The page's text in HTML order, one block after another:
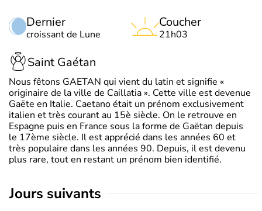
Dernier
croissant de Lune
Coucher
21h03
Saint Gaétan
Nous fêtons GAETAN qui vient du latin et signifie «
originaire de la ville de Caillatia ». Cette ville est devenue
Gaëte en Italie. Caetano était un prénom exclusivement
italien et très courant au 15è siècle. On le retrouve en
Espagne puis en France sous la forme de Gaëtan depuis
le 17ème siècle. Il est apprécié dans les années 60 et
très populaire dans les années 90. Depuis, il est devenu
plus rare, tout en restant un prénom bien identifié.
jours suivants